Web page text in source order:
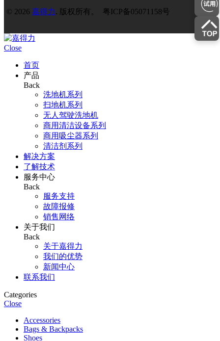
© 2026 嘉得力. 版权所有。 粤ICP备05071158号
Close
首页
产品
Back
洗地机系列
扫地机系列
无人驾驶洗地机
商用清洁设备系列
商用吸尘器系列
清洁剂系列
解决方案
了解技术
服务中心
Back
服务支持
故障报修
销售网络
关于我们
Back
关于嘉得力
我们的优势
新闻中心
联系我们
Categories
Close
Accessories
Bags & Backpacks
Shoes